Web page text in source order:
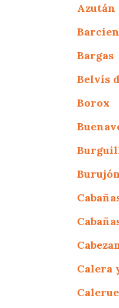
Azután
Bargas
Belvís
Borox
Calera